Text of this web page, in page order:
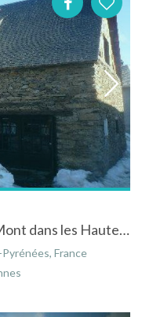
Location chalet de montagne à Mont dans les Hautes-Pyrénées
France